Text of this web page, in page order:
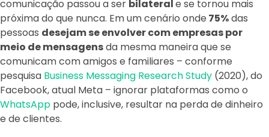
comunicação passou a ser bilaterale se tornou mais
próxima do que nunca. Em um cenário onde 75%das
pessoas desejam se envolver com empresas por
meio de mensagensda mesma maneira que se
comunicam com amigos e familiares – conforme
pesquisa Business Messaging Research Study (2020), do
Facebook, atual Meta – ignorar plataformas como o
WhatsApp pode, inclusive, resultar na perda de dinheiro
e de clientes.